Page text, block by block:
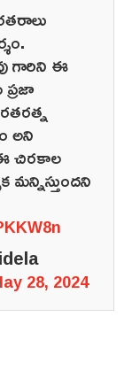
గారిని ఈ
ప్రజా
అని
ఈ చిరకాల
మన్నిస్తుందని
28, 2024